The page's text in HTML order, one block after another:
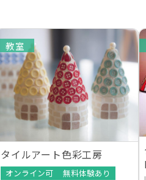
教室
タイルアート色彩工房
オンライン可
無料体験あり